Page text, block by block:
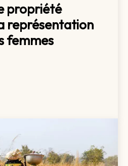
propriété
représentation
femmes